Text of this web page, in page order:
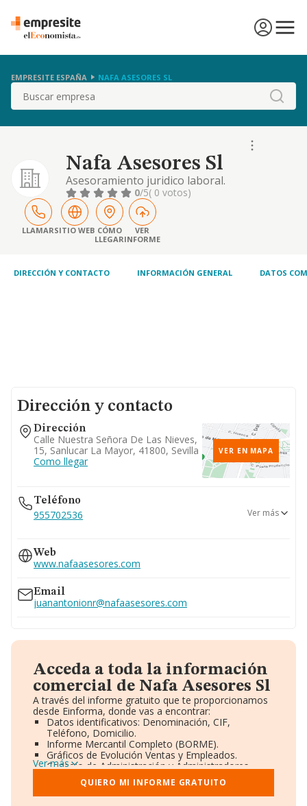
EMPRESITE ESPAÑA NAFA ASESORES SL
Buscar
Nafa Asesores Sl
Asesoramiento juridico laboral.
0/5( 0 votos)
LLAMARSITIO WEB CÓMO
LLEGAR
VER
INFORME
DIRECCIÓN Y CONTACTO INFORMACIÓN GENERAL DATOS
Dirección y contacto
Dirección
Calle Nuestra Señora De Las Nieves,
15, Sanlucar La Mayor, 41800, Sevilla
Como llegar
VER EN MAPA
Teléfono
955702536
954669559
955703280
955703160
Ver más
Web
www.nafaasesores.com
Email
juanantonionr@nafaasesores.com
Acceda a toda la información
comercial de Nafa Asesores Sl
A través del informe gratuito que te proporcionamos
desde Einforma, donde vas a encontrar:
Datos identificativos: Denominación, CIF,
Teléfono, Domicilio.
Informe Mercantil Completo (BORME).
Gráficos de Evolución Ventas y Empleados.
Consejo de Administración y Administradores.
Directivos y Ejecutivos.
Accionistas.
Participaciones y Vinculaciones en otras empresas.
Ver más
QUIERO MI INFORME GRATUITO